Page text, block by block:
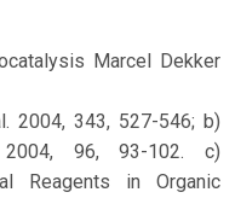
Marcel Dekker
2004, 343, 527-546; b)
2004, 96, 93-102. c)
Reagents in Organic